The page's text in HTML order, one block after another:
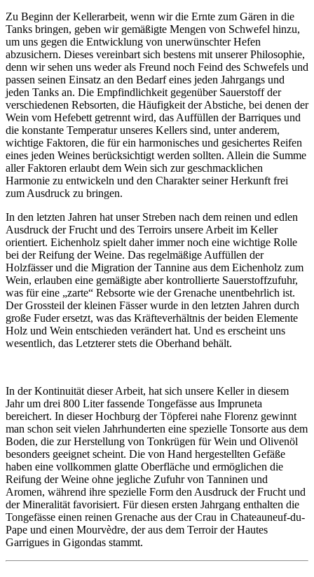
Zu Beginn der Kellerarbeit, wenn wir die Ernte zum Gären in die
Tanks bringen, geben wir gemäßigte Mengen von Schwefel hinzu,
um uns gegen die Entwicklung von unerwünschter Hefen
abzusichern. Dieses vereinbart sich bestens mit unserer Philosophie,
denn wir sehen uns weder als Freund noch Feind des Schwefels und
passen seinen Einsatz an den Bedarf eines jeden Jahrgangs und
jeden Tanks an. Die Empfindlichkeit gegenüber Sauerstoff der
verschiedenen Rebsorten, die Häufigkeit der Abstiche, bei denen der
Wein vom Hefebett getrennt wird, das Auffüllen der Barriques und
die konstante Temperatur unseres Kellers sind, unter anderem,
wichtige Faktoren, die für ein harmonisches und gesichertes Reifen
eines jeden Weines berücksichtigt werden sollten. Allein die Summe
aller Faktoren erlaubt dem Wein sich zur geschmacklichen
Harmonie zu entwickeln und den Charakter seiner Herkunft frei
zum Ausdruck zu bringen.
In den letzten Jahren hat unser Streben nach dem reinen und edlen
Ausdruck der Frucht und des Terroirs unsere Arbeit im Keller
orientiert. Eichenholz spielt daher immer noch eine wichtige Rolle
bei der Reifung der Weine. Das regelmäßige Auffüllen der
Holzfässer und die Migration der Tannine aus dem Eichenholz zum
Wein, erlauben eine gemäßigte aber kontrollierte Sauerstoffzufuhr,
was für eine „zarte“ Rebsorte wie der Grenache unentbehrlich ist.
Der Grossteil der kleinen Fässer wurde in den letzten Jahren durch
große Fuder ersetzt, was das Kräfteverhältnis der beiden Elemente
Holz und Wein entschieden verändert hat. Und es erscheint uns
wesentlich, das Letzterer stets die Oberhand behält.
In der Kontinuität dieser Arbeit, hat sich unsere Keller in diesem
Jahr um drei 800 Liter fassende Tongefässe aus Impruneta
bereichert. In dieser Hochburg der Töpferei nahe Florenz gewinnt
man schon seit vielen Jahrhunderten eine spezielle Tonsorte aus dem
Boden, die zur Herstellung von Tonkrügen für Wein und Olivenöl
besonders geeignet scheint. Die von Hand hergestellten Gefäße
haben eine vollkommen glatte Oberfläche und ermöglichen die
Reifung der Weine ohne jegliche Zufuhr von Tanninen und
Aromen, während ihre spezielle Form den Ausdruck der Frucht und
der Mineralität favorisiert. Für diesen ersten Jahrgang enthalten die
Tongefässe einen reinen Grenache aus der Crau in Chateauneuf-du-
Pape und einen Mourvèdre, der aus dem Terroir der Hautes
Garrigues in Gigondas stammt.